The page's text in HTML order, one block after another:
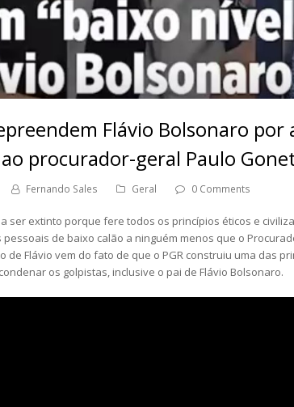
Flávio Bolsonaro por
ao procurador-geral Paulo
Fernando Sales Geral 0 Comments
ser extinto porque fere todos os princípios éticos e
de baixo calão a ninguém menos que o
de Flávio vem do fato de que o PGR construiu uma das
os golpistas, inclusive o pai de Flávio Bolsonaro.